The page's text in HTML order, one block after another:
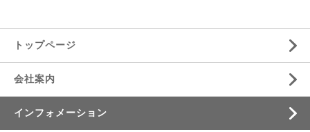
トップページ
会社案内
インフォメーション